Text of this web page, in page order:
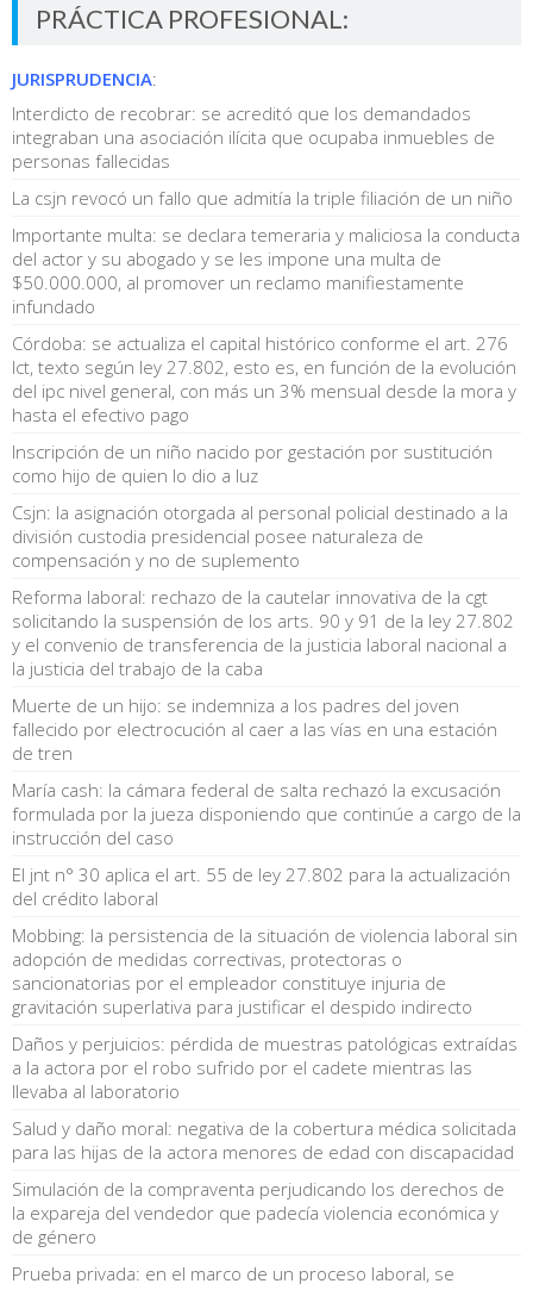
PRÁCTICA PROFESIONAL:
JURISPRUDENCIA:
Interdicto de recobrar: se acreditó que los demandados
integraban una asociación ilícita que ocupaba inmuebles de
personas fallecidas
La csjn revocó un fallo que admitía la triple filiación de un niño
Importante multa: se declara temeraria y maliciosa la conducta
del actor y su abogado y se les impone una multa de
$50.000.000, al promover un reclamo manifiestamente
infundado
Córdoba: se actualiza el capital histórico conforme el art. 276
lct, texto según ley 27.802, esto es, en función de la evolución
del ipc nivel general, con más un 3% mensual desde la mora y
hasta el efectivo pago
Inscripción de un niño nacido por gestación por sustitución
como hijo de quien lo dio a luz
Csjn: la asignación otorgada al personal policial destinado a la
división custodia presidencial posee naturaleza de
compensación y no de suplemento
Reforma laboral: rechazo de la cautelar innovativa de la cgt
solicitando la suspensión de los arts. 90 y 91 de la ley 27.802
y el convenio de transferencia de la justicia laboral nacional a
la justicia del trabajo de la caba
Muerte de un hijo: se indemniza a los padres del joven
fallecido por electrocución al caer a las vías en una estación
de tren
María cash: la cámara federal de salta rechazó la excusación
formulada por la jueza disponiendo que continúe a cargo de la
instrucción del caso
El jnt n° 30 aplica el art. 55 de ley 27.802 para la actualización
del crédito laboral
Mobbing: la persistencia de la situación de violencia laboral sin
adopción de medidas correctivas, protectoras o
sancionatorias por el empleador constituye injuria de
gravitación superlativa para justificar el despido indirecto
Daños y perjuicios: pérdida de muestras patológicas extraídas
a la actora por el robo sufrido por el cadete mientras las
llevaba al laboratorio
Salud y daño moral: negativa de la cobertura médica solicitada
para las hijas de la actora menores de edad con discapacidad
Simulación de la compraventa perjudicando los derechos de
la expareja del vendedor que padecía violencia económica y
de género
Prueba privada: en el marco de un proceso laboral, se